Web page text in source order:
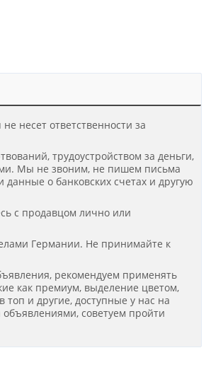
несет ответственности за
трудоустройством за деньги,
Мы не звоним, не пишем письма
о банковских счетах и другую
с продавцом лично или
Германии. Не принимайте к
рекомендуем применять
как премиум, выделение цветом,
и другие, доступные у нас на
советуем пройти